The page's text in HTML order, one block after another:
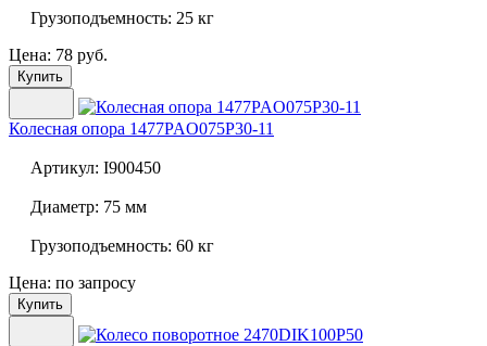
Грузоподъемность: 25 кг
Цена: 78 руб.
Купить
Колесная опора 1477PAO075P30-11
Артикул: I900450
Диаметр: 75 мм
Грузоподъемность: 60 кг
Цена: по запросу
Купить